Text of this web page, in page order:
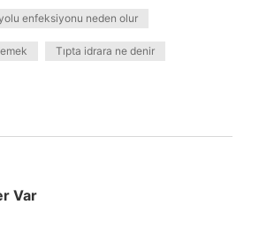
enfeksiyonu neden olur
Tıpta idrara ne denir
Var